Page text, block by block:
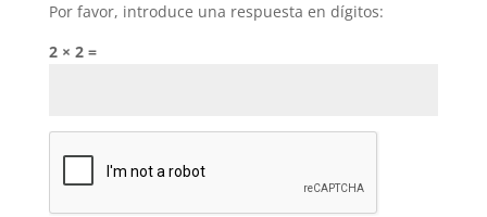
Por favor, introduce una respuesta en dígitos:
2 × 2 =